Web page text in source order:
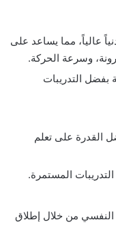
عالياً، مما يساعد على
وسرعة الحركة.
بفضل التدريبات
القدرة على تعلم
المستمرة.
النفسي من خلال إطلاق